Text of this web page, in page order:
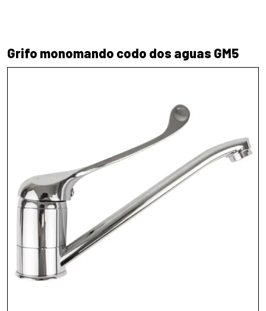
Grifo monomando codo dos aguas GM5